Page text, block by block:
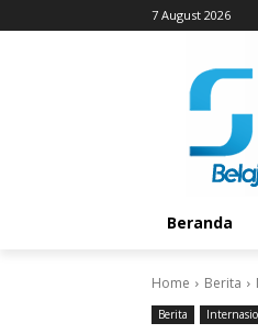
7 August 2026
Beranda
Home Berita
Berita